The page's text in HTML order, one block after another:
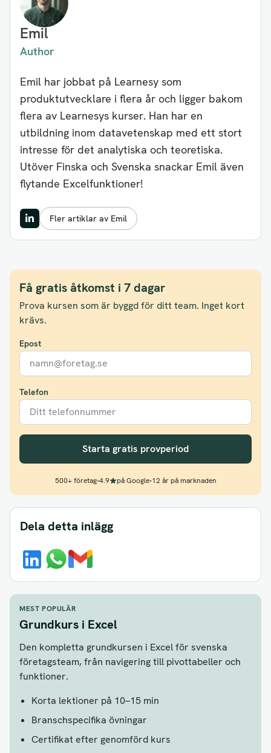
Emil
Author
Emil har jobbat på Learnesy som
produktutvecklare i flera år och ligger bakom
flera av Learnesys kurser. Han har en
utbildning inom datavetenskap med ett stort
intresse för det analytiska och teoretiska.
Utöver Finska och Svenska snackar Emil även
flytande Excelfunktioner!
Fler artiklar av Emil
Få gratis åtkomst i 7 dagar
Prova kursen som är byggd för ditt team. Inget kort
krävs.
Epost
Telefon
Starta gratis provperiod
500+ företag•4.9 på Google•12 år på marknaden
Dela detta inlägg
MEST POPULÄR
Grundkurs i Excel
Den kompletta grundkursen i Excel för svenska
företagsteam, från navigering till pivottabeller och
funktioner.
Korta lektioner på 10–15 min
Branschspecifika övningar
Certifikat efter genomförd kurs